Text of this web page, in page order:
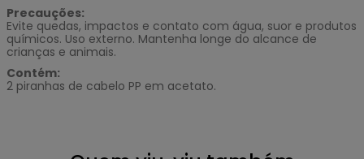
Precauções:
Evite quedas, impactos e contato com água, suor e produtos
químicos. Uso externo. Mantenha longe do alcance de
crianças e animais.
Contém:
2 piranhas de cabelo PP em acetato.